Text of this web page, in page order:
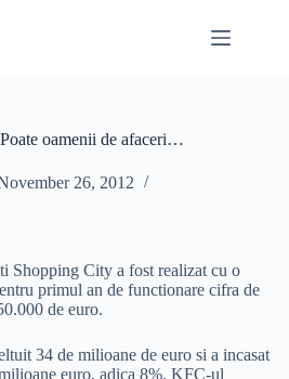
oamenii de afaceri…
26, 2012
Shopping City a fost realizat cu o
primul an de functionare cifra de
de euro.
34 de milioane de euro si a incasat
euro, adica 8%. KFC-ul